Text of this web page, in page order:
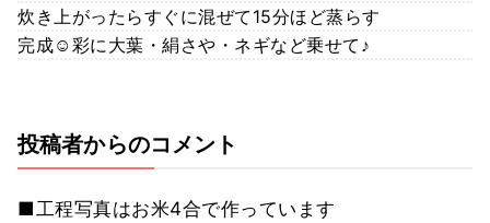
炊き上がったらすぐに混ぜて15分ほど蒸らす
完成☺彩に大葉・絹さや・ネギなど乗せて♪
投稿者からのコメント
■工程写真はお米4合で作っています